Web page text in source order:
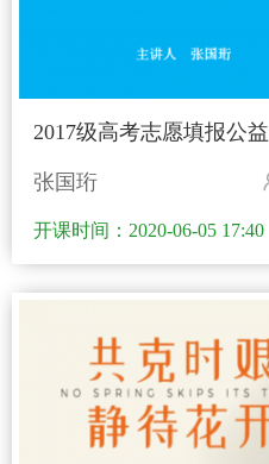
2017级高考志愿填报公益
张国珩
开课时间：2020-06-05 17:40